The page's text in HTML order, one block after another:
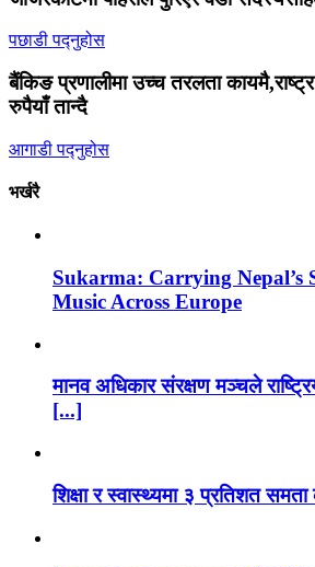
पछाडी पद्नुहोस
बैंकिङ प्रणालीमा उच्च तरलता
रुपैयाँ तान्दै
आगाडी पद्नुहोस
भर्खरै
Sukarma: Carrying Nepal’s
Music Across Europe
मानव अधिकार संरक्षण मञ्चले
[...]
शिक्षा र स्वास्थ्यमा ३ प्रतिशत